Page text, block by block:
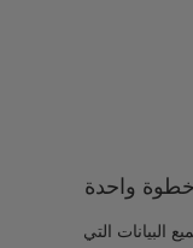
خطوة واحدة
البيانات التي